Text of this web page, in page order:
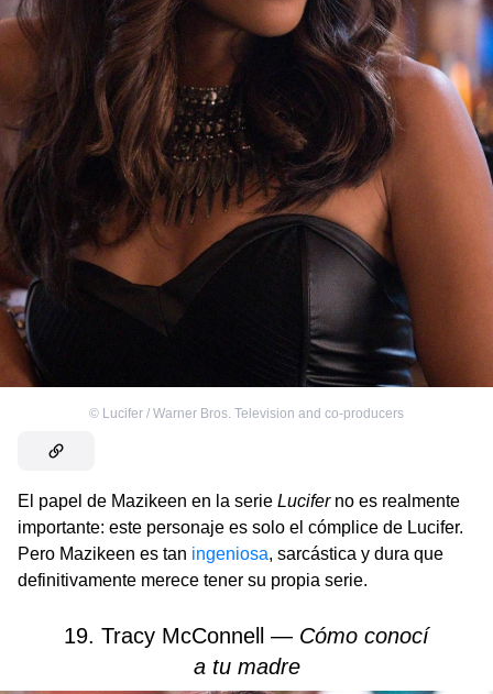
© Lucifer / Warner Bros. Television and co-producers
El papel de Mazikeen en la serie Luciferno es realmente
importante: este personaje es solo el cómplice de Lucifer.
Pero Mazikeen es tan ingeniosa, sarcástica y dura que
definitivamente merece tener su propia serie.
19. Tracy McConnell — Cómo conocí
a tu madre